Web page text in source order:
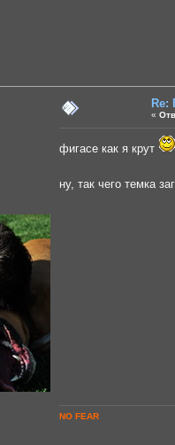
Re:
«
фигасе как я крут
ну, так чего темка
NO FEAR